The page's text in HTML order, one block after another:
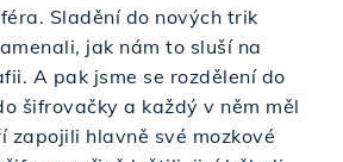
Sladění do nových trik
jak nám to sluší na
A pak jsme se rozdělení do
šifrovačky a každý v něm měl
zapojili hlavně své mozkové